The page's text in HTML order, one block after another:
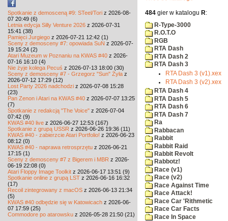
Spotkanie z demosceną #9: STeel/Tori z 2026-08-
07 20:49 (6)
Letnia edycja Silly Venture 2026 z 2026-07-31
15:41 (38)
Pamięci Jurgiego z 2026-07-21 12:42 (1)
Sceny z demosceny #7: opowiada SuN z 2026-07-
19 15:24 (2)
Atari Muzeum w Poznaniu na KWAS #40 z 2026-
07-16 16:10 (4)
Nie żyje kolega Pecuś z 2026-07-13 18:00 (30)
Sceny z demosceny #7 - Grzegorz "Sun" Żyła z
2026-07-12 17:29 (12)
Lost Party 2026 nadchodzi z 2026-07-08 15:28
(23)
Pan Zenon i Atari na KWAS #40 z 2026-07-07 13:25
(7)
Spotkanie z redakcją "The Voice" z 2026-07-04
07:42 (9)
KWAS #40 live z 2026-06-27 12:53 (167)
Spotkanie z grupą USSR z 2026-06-26 19:36 (11)
KWAS #40 - zabierzcie Atari Portfolio! z 2026-06-23
08:12 (0)
KWAS #40 - naprawa retrosprzętu z 2026-06-21
17:15 (1)
Sceny z demosceny #7 z Bigerem i MBR z 2026-
06-19 22:08 (0)
Atari Floppy Image Toolkit z 2026-06-17 13:51 (9)
Spotkanie online z grupą LST z 2026-06-16 16:32
(17)
Recoil zintegrowany z macOS z 2026-06-13 21:34
(5)
KWAS #40 odbędzie się w Katowicach z 2026-06-
07 17:59 (25)
Commodore po atarowsku z 2026-05-28 21:50 (21)
484 gier w katalogu R:
R-Type-3000
R.O.T.O
RGB
RTA Dash
RTA Dash 2
RTA Dash 3
RTA Dash 3 (v1).xex
RTA Dash 3 (v2).xex
RTA Dash 4
RTA Dash 5
RTA Dash 6
RTA Dash 7
Ra
Rabbacan
Rabbit
Rabbit Raid
Rabbit Revolt
Rabbotz!
Race (v1)
Race (v2)
Race Against Time
Race Attack!
Race Car 'Rithmetic
Race Car Facts
Race In Space